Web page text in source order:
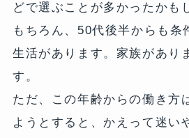
どで選ぶことが多かったかも
もちろん、50代後半からも条
生活があります。家族があり
す。
ただ、この年齢からの働き方
ようとすると、かえって迷い